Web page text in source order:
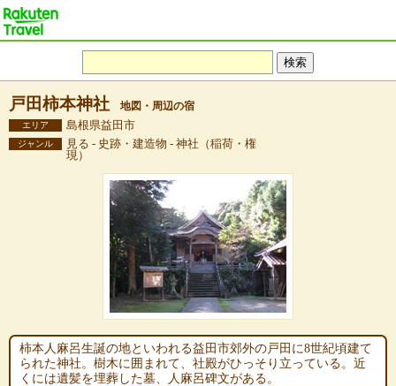
戸田柿本神社 地図・周辺の宿
エリア 島根県益田市
ジャンル
見る - 史跡・建造物 - 神社（稲荷・権
現）
柿本人麻呂生誕の地といわれる益田市郊外の戸田に8世紀頃建て
られた神社。樹木に囲まれて、社殿がひっそり立っている。近
くには遺髪を埋葬した墓、人麻呂碑文がある。